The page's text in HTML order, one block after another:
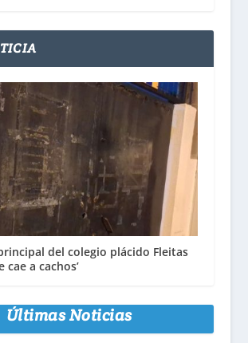
del colegio plácido Fleitas
cae a cachos’
Últimas Noticias